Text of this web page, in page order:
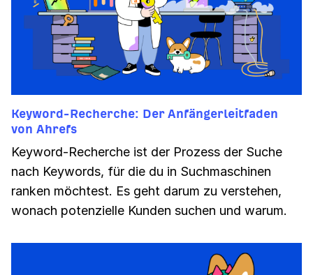
Keyword-Recherche: Der Anfängerleitfaden
von Ahrefs
Keyword-Recherche ist der Prozess der Suche
nach Keywords, für die du in Suchmaschinen
ranken möchtest. Es geht darum zu verstehen,
wonach potenzielle Kunden suchen und warum.